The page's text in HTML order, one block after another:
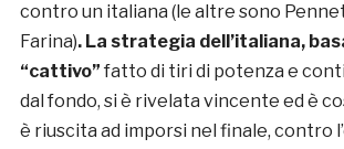
contro un italiana (le altre sono
Farina). La strategia dell’italiana,
“cattivo” fatto di tiri di potenza e
dal fondo, si è rivelata vincente ed è
è riuscita ad imporsi nel finale, contro